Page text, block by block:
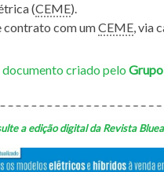
(CEME).​
contrato com umCEME, via
documento criado pelo
a edição digital da Revista